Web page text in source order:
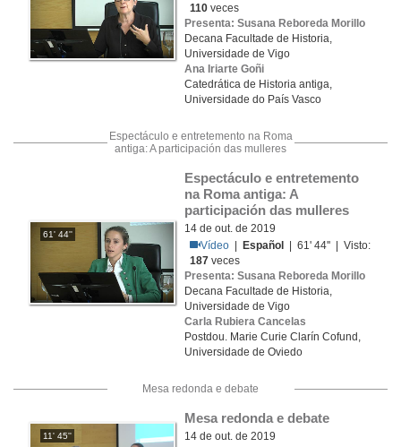
110 veces
Presenta: Susana Reboreda Morillo
Decana Facultade de Historia,
Universidade de Vigo
Ana Iriarte Goñi
Catedrática de Historia antiga,
Universidade do País Vasco
Espectáculo e entretemento na Roma
antiga: A participación das mulleres
61' 44''
Espectáculo e entretemento
na Roma antiga: A
participación das mulleres
14 de out. de 2019
Vídeo
Español
| 61' 44'' | Visto:
187 veces
Presenta: Susana Reboreda Morillo
Decana Facultade de Historia,
Universidade de Vigo
Carla Rubiera Cancelas
Postdou. Marie Curie Clarín Cofund,
Universidade de Oviedo
Mesa redonda e debate
11' 45''
Mesa redonda e debate
14 de out. de 2019